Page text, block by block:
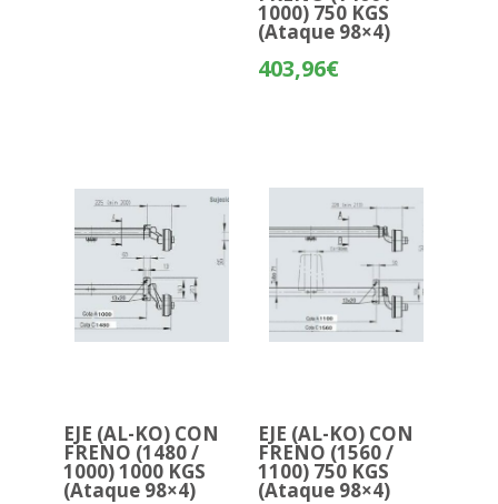
1000) 750 KGS
(Ataque 98×4)
403,96€
EJE (AL-KO) CON
FRENO (1480 /
1000) 1000 KGS
(Ataque 98×4)
EJE (AL-KO) CON
FRENO (1560 /
1100) 750 KGS
(Ataque 98×4)